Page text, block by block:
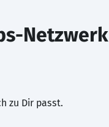
Netzwerk
zu Dir passt.